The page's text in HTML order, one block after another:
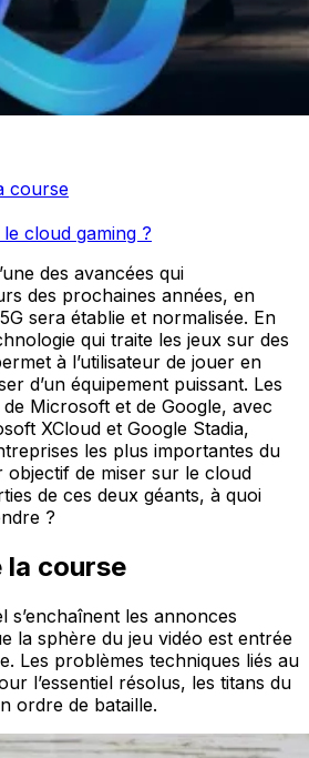
course
cloud gaming ?
des avancées qui
des prochaines années, en
sera établie et normalisée. En
qui traite les jeux sur des
à l’utilisateur de jouer en
d’un équipement puissant. Les
Microsoft et de Google, avec
XCloud et Google Stadia,
les plus importantes du
de miser sur le cloud
de ces deux géants, à quoi
?
la course
s’enchaînent les annonces
la sphère du jeu vidéo est entrée
Les problèmes techniques liés au
l’essentiel résolus, les titans du
ordre de bataille.